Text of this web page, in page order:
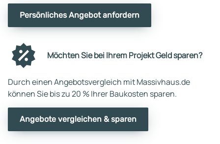
Persönliches Angebot anfordern
Möchten Sie bei Ihrem Projekt Geld sparen?
Durch einen Angebotsvergleich mit Massivhaus.de
können Sie bis zu 20 % Ihrer Baukosten sparen.
Angebote vergleichen & sparen